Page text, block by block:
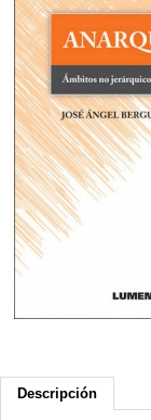
Descripción